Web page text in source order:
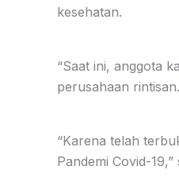
kesehatan.
“Saat ini, anggota
perusahaan
“Karena telah
Pandemi Covid-